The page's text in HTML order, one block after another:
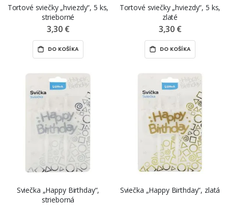
Tortové sviečky „hviezdy“, 5 ks,
strieborné
3,30 €
DO KOŠÍKA
Tortové sviečky „hviezdy“, 5 ks,
zlaté
3,30 €
DO KOŠÍKA
Sviečka „Happy Birthday“,
strieborná
Sviečka „Happy Birthday“, zlatá